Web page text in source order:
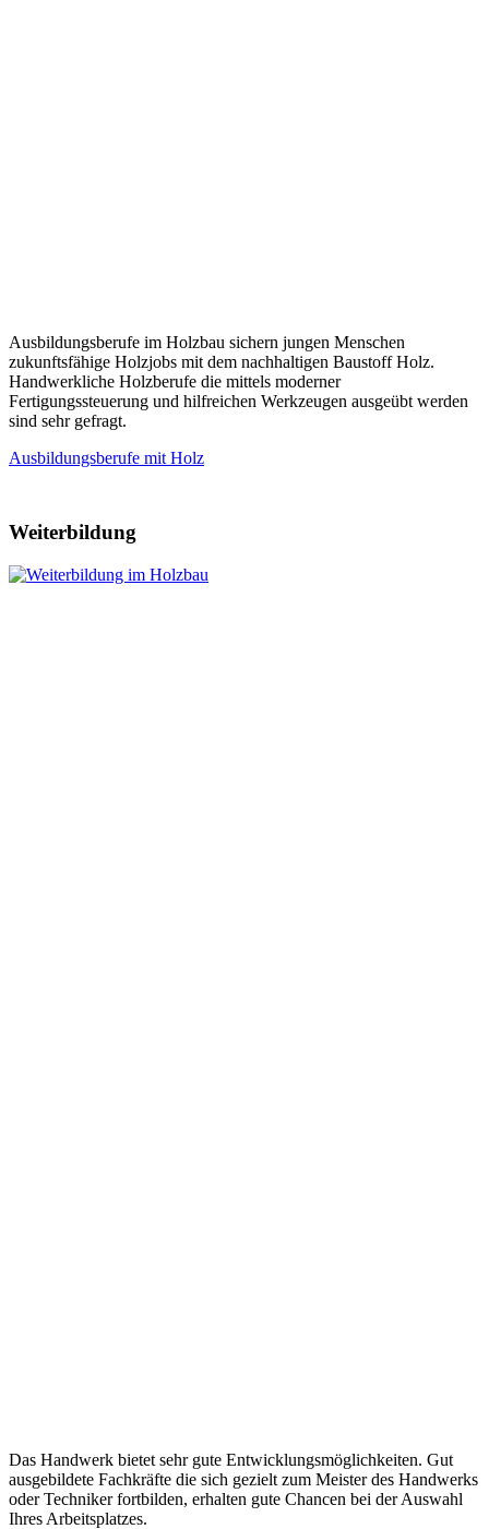
Ausbildungsberufe im Holzbau sichern jungen Menschen
zukunftsfähige Holzjobs mit dem nachhaltigen Baustoff Holz.
Handwerkliche Holzberufe die mittels moderner
Fertigungssteuerung und hilfreichen Werkzeugen ausgeübt werden
sind sehr gefragt.
Ausbildungsberufe mit Holz
Weiterbildung
Das Handwerk bietet sehr gute Entwicklungsmöglichkeiten. Gut
ausgebildete Fachkräfte die sich gezielt zum Meister des Handwerks
oder Techniker fortbilden, erhalten gute Chancen bei der Auswahl
Ihres Arbeitsplatzes.